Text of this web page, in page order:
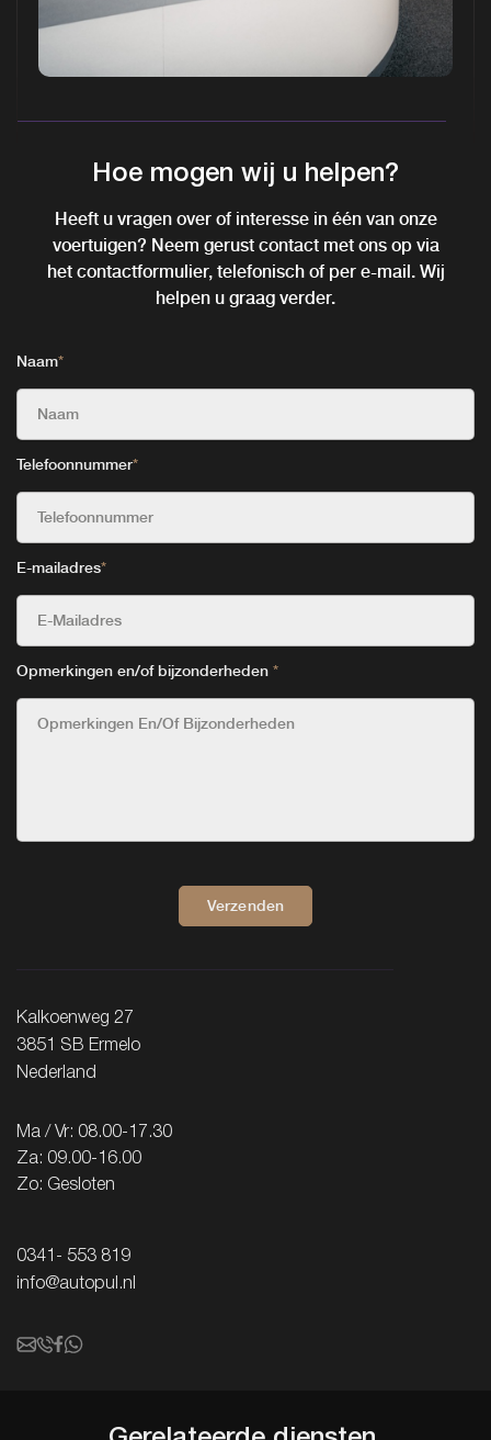
Hoe mogen wij u helpen?
Heeft u vragen over of interesse in één van onze
voertuigen? Neem gerust contact met ons op via
het contactformulier, telefonisch of per e-mail. Wij
helpen u graag verder.
Naam*
Telefoonnummer*
E-mailadres*
Opmerkingen en/of bijzonderheden *
Verzenden
Kalkoenweg 27
3851 SB Ermelo
Nederland
Ma / Vr: 08.00-17.30
Za: 09.00-16.00
Zo: Gesloten
0341- 553 819
info@autopul.nl